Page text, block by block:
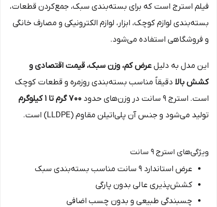
فیلم استرج است که برای بسته‌بندی سبک، جمع‌کردن قطعات،
بسته‌بندی لوازم کوچک، ابزار، لوازم الکترونیکی و مصارف خانگی
و فروشگاهی استفاده می‌شود.
این مدل به دلیلعرض کم، وزن سبک، قیمت اقتصادی و
کشش بالا دقیقاً مناسب بسته‌بندی روزمره و قطعات کوچک
است. استرج ۹ سانت در وزن‌های حدود
۷۰۰ گرم تا ۱ کیلوگرم
تولید می‌شود و جنس آن پلی‌اتیلن مقاوم (LLDPE) است.
ویژگی‌های استرج ۹ سانت
عرض استاندارد ۹ سانت مناسب بسته‌بندی سبک
کشش‌پذیری عالی بدون پارگی
چسبندگی طبیعی و بدون چسب اضافی